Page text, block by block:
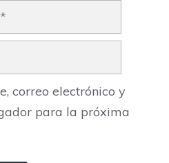
correo electrónico y
para la próxima